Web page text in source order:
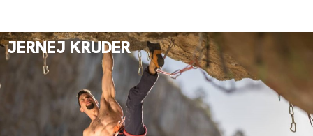
JERNEJ KRUDER